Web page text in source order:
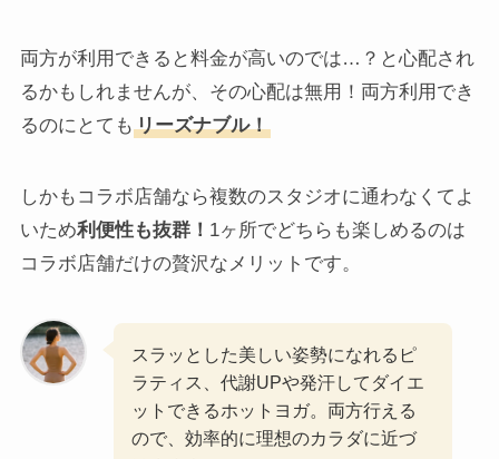
両方が利用できると料金が高いのでは…？と心配され
るかもしれませんが、その心配は無用！両方利用でき
るのにとても リーズナブル！
しかもコラボ店舗なら複数のスタジオに通わなくてよ
いため利便性も抜群！ 1ヶ所でどちらも楽しめるのは
コラボ店舗だけの贅沢なメリットです。
スラッとした美しい姿勢になれるピ
ラティス、代謝UPや発汗してダイエ
ットできるホットヨガ。両方行える
ので、効率的に理想のカラダに近づ